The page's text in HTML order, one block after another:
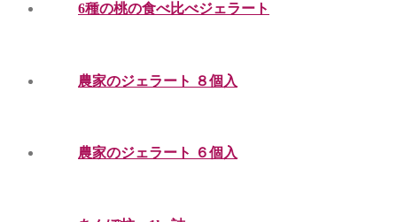
6種の桃の食べ比べジェラート
農家のジェラート ８個入
農家のジェラート ６個入